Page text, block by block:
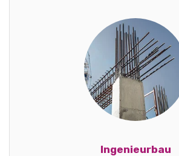
Ingenieurbau